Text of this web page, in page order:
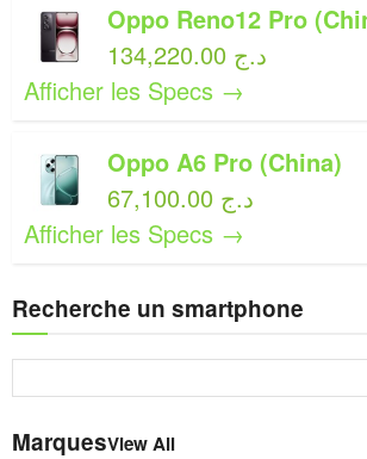
Oppo Reno12 Pro
134,220.00 د.ج
Afficher les Specs →
Oppo A6 Pro (China)
67,100.00 د.ج
Afficher les Specs →
Recherche un smartphone
MarquesView All